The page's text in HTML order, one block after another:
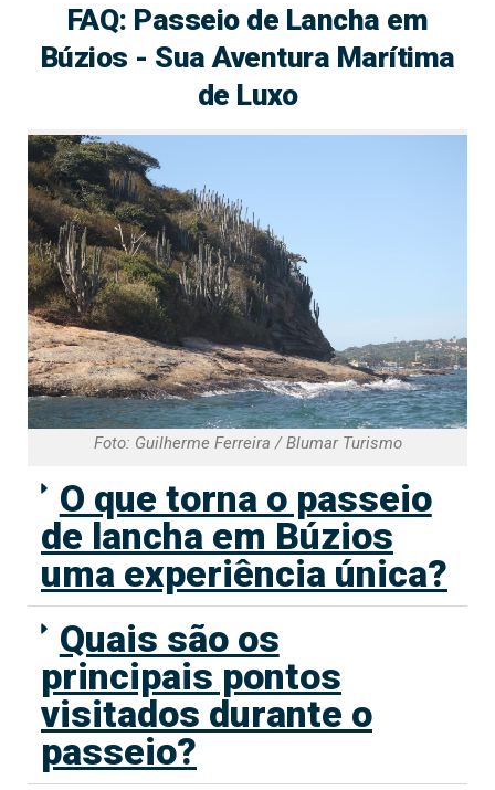
FAQ: Passeio de Lancha em
Búzios - Sua Aventura Marítima
de Luxo
Foto: Guilherme Ferreira / Blumar Turismo
O que torna o passeio
de lancha em Búzios
uma experiência única?
Quais são os
principais pontos
visitados durante o
passeio?